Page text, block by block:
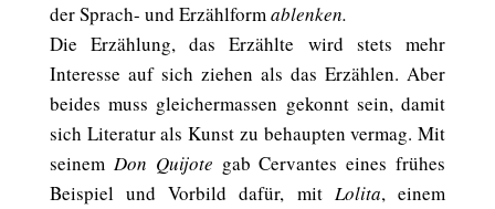
der Sprach- und Erzählformablenken.
Die Erzählung, das Erzählte wird stets mehr
Interesse auf sich ziehen als das Erzählen. Aber
beides muss gleichermassen gekonnt sein, damit
sich Literatur als Kunst zu behaupten vermag. Mit
seinem Don Quijote gab Cervantes eines frühes
Beispiel und Vorbild dafür, mit Lolita, einem